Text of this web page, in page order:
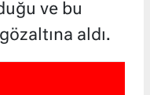
ve bu
aldı.